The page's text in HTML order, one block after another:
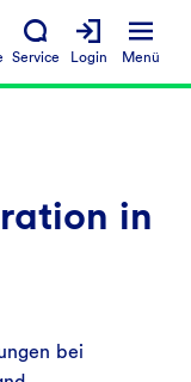
Service Login Menü
in
bei